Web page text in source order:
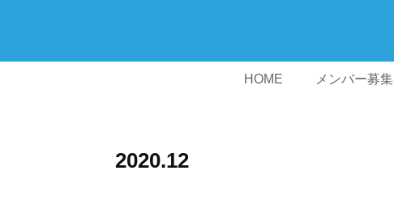
HOME メンバー募集
2020.12